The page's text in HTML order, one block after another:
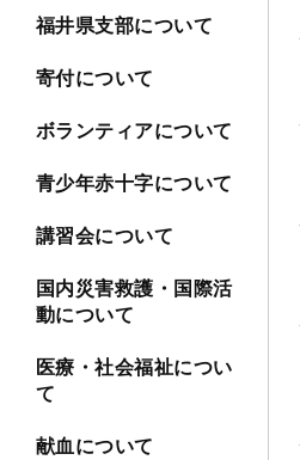
福井県支部について
寄付について
ボランティアについて
青少年赤十字について
講習会について
国内災害救護・国際活
動について
医療・社会福祉につい
て
献血について